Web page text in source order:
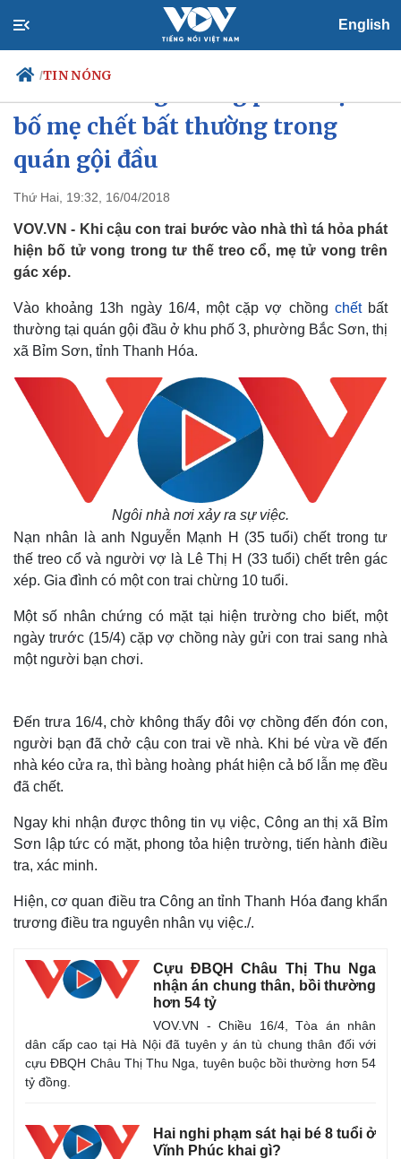
English
/TIN NÓNG
Chính trị
Đảng
Quốc hội
Nhận diện sự thật
Giáo dục
Dấu ấn VOV
Thế giới
Quan sát
Hồ sơ
Multimedia
E-Magazine
Infographic
bố mẹ chết bất thường trong
quán gội đầu
Thứ Hai, 19:32, 16/04/2018
VOV.VN - Khi cậu con trai bước vào nhà thì tá hỏa phát
hiện bố tử vong trong tư thế treo cổ, mẹ tử vong trên
gác xép.
Vào khoảng 13h ngày 16/4, một cặp vợ chồng chếtbất
thường tại quán gội đầu ở khu phố 3, phường Bắc Sơn, thị
xã Bỉm Sơn, tỉnh Thanh Hóa.
Ngôi nhà nơi xảy ra sự việc.
Nạn nhân là anh Nguyễn Mạnh H (35 tuổi) chết trong tư
thế treo cổ và người vợ là Lê Thị H (33 tuổi) chết trên gác
xép. Gia đình có một con trai chừng 10 tuổi.
Một số nhân chứng có mặt tại hiện trường cho biết, một
ngày trước (15/4) cặp vợ chồng này gửi con trai sang nhà
một người bạn chơi.
Đến trưa 16/4, chờ không thấy đôi vợ chồng đến đón con,
người bạn đã chở cậu con trai về nhà. Khi bé vừa về đến
nhà kéo cửa ra, thì bàng hoàng phát hiện cả bố lẫn mẹ đều
đã chết.
Ngay khi nhận được thông tin vụ việc, Công an thị xã Bỉm
Sơn lập tức có mặt, phong tỏa hiện trường, tiến hành điều
tra, xác minh.
Hiện, cơ quan điều tra Công an tỉnh Thanh Hóa đang khẩn
trương điều tra nguyên nhân vụ việc./.
Cựu ĐBQH Châu Thị Thu Nga
nhận án chung thân, bồi thường
hơn 54 tỷ
VOV.VN - Chiều 16/4, Tòa án nhân
dân cấp cao tại Hà Nội đã tuyên y án tù chung thân đối với
cựu ĐBQH Châu Thị Thu Nga, tuyên buộc bồi thường hơn 54
tỷ đồng.
Hai nghi phạm sát hại bé 8 tuổi ở
Vĩnh Phúc khai gì?